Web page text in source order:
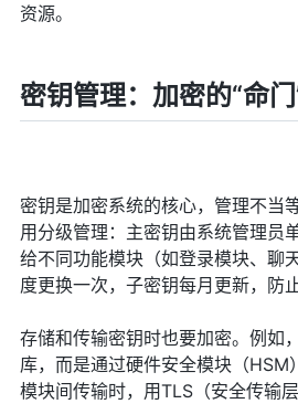
资源。
密钥管理：加密的“命门
密钥是加密系统的核心，管理不当
用分级管理：主密钥由系统管理员
给不同功能模块（如登录模块、聊
度更换一次，子密钥每月更新，防
存储和传输密钥时也要加密。例如
库，而是通过硬件安全模块（HSM
模块间传输时，用TLS（安全传输